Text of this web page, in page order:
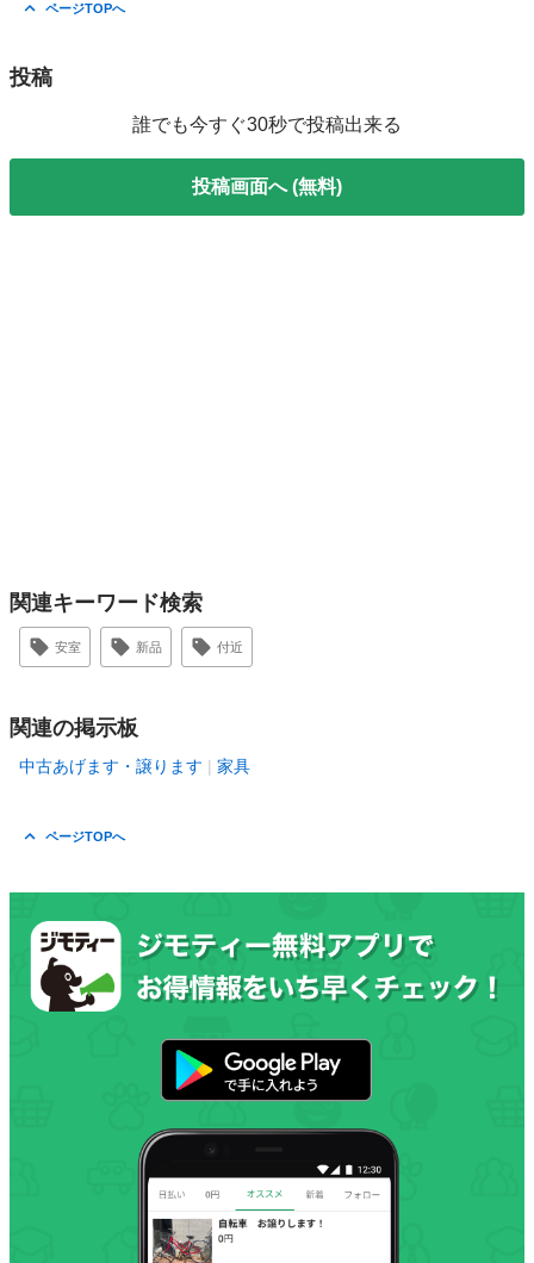
ページTOPへ
投稿
誰でも今すぐ30秒で投稿出来る
投稿画面へ (無料)
関連キーワード検索
安室 新品 付近
関連の掲示板
中古あげます・譲ります 家具
ページTOPへ